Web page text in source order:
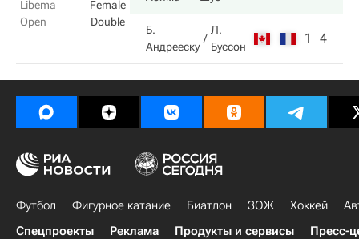
Libema
Open
Female
Double
Б.
Андрееску
Л.
Буссон
1 4
Футбол Фигурное катание Биатлон ЗОЖ Хоккей
Спецпроекты
Реклама Продукты и сервисы Пресс-